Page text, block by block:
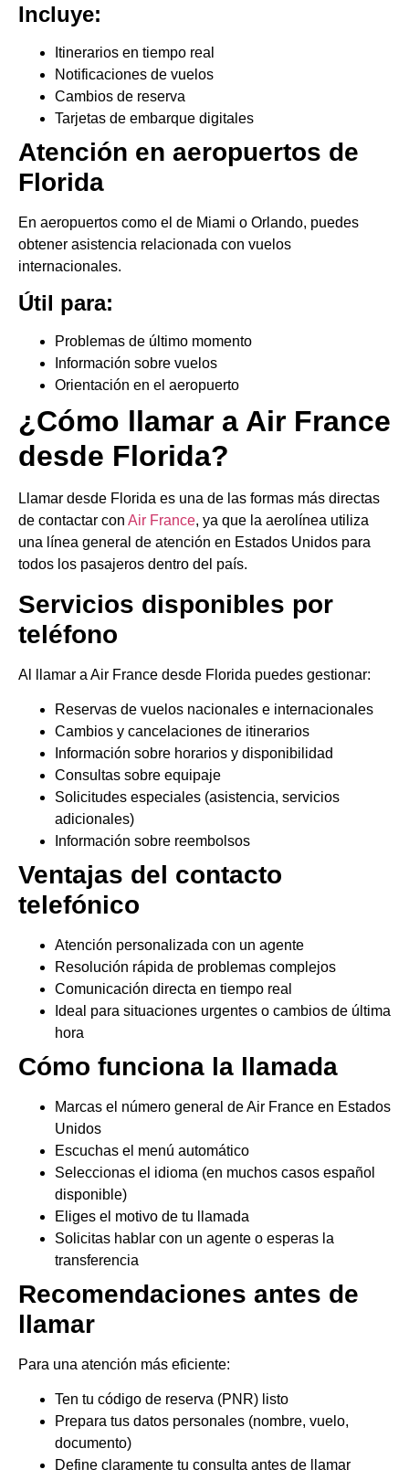
Incluye:
Itinerarios en tiempo real
Notificaciones de vuelos
Cambios de reserva
Tarjetas de embarque digitales
Atención en aeropuertos de
Florida
En aeropuertos como el de Miami o Orlando, puedes
obtener asistencia relacionada con vuelos
internacionales.
Útil para:
Problemas de último momento
Información sobre vuelos
Orientación en el aeropuerto
¿Cómo llamar a Air France
desde Florida?
Llamar desde Florida es una de las formas más directas
de contactar con Air France, ya que la aerolínea utiliza
una línea general de atención en Estados Unidos para
todos los pasajeros dentro del país.
Servicios disponibles por
teléfono
Al llamar a Air France desde Florida puedes gestionar:
Reservas de vuelos nacionales e internacionales
Cambios y cancelaciones de itinerarios
Información sobre horarios y disponibilidad
Consultas sobre equipaje
Solicitudes especiales (asistencia, servicios
adicionales)
Información sobre reembolsos
Ventajas del contacto
telefónico
Atención personalizada con un agente
Resolución rápida de problemas complejos
Comunicación directa en tiempo real
Ideal para situaciones urgentes o cambios de última
hora
Cómo funciona la llamada
Marcas el número general de Air France en Estados
Unidos
Escuchas el menú automático
Seleccionas el idioma (en muchos casos español
disponible)
Eliges el motivo de tu llamada
Solicitas hablar con un agente o esperas la
transferencia
Recomendaciones antes de
llamar
Para una atención más eficiente:
Ten tu código de reserva (PNR) listo
Prepara tus datos personales (nombre, vuelo,
documento)
Define claramente tu consulta antes de llamar